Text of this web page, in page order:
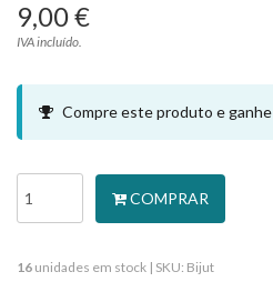
9,00 €
IVA incluído.
Compre este produto e ganhe
COMPRAR
16 unidades em stock | SKU: Bijut